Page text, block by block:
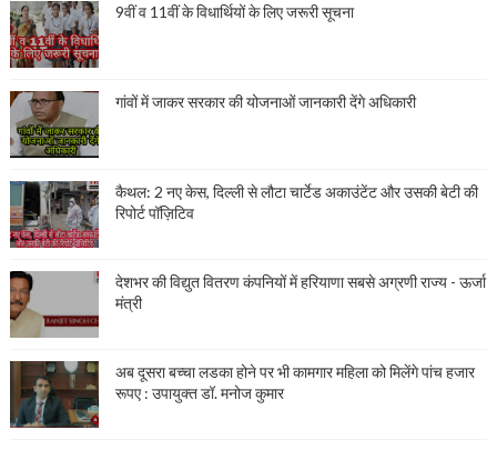
9वीं व 11वीं के विधार्थियों के लिए जरूरी सूचना
गांवों में जाकर सरकार की योजनाओं जानकारी देंगे अधिकारी
कैथल: 2 नए केस, दिल्ली से लौटा चार्टेड अकाउंटेंट और उसकी बेटी की
रिपोर्ट पॉज़िटिव
देशभर की विद्युत वितरण कंपनियों में हरियाणा सबसे अग्रणी राज्य - ऊर्जा
मंत्री
अब दूसरा बच्चा लडका होने पर भी कामगार महिला को मिलेंगे पांच हजार
रूपए : उपायुक्त डॉ. मनोज कुमार